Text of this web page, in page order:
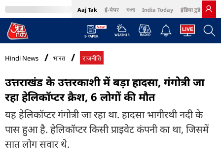
Aaj Tak ई-पेपर বাংলা India Today इंडिया टुडे हिंदी
MumbaiTak Cosmopolitan Harper's Bazaar Northeast
Hindi News भारत राजनीति
उत्तराखंड के उत्तरकाशी में बड़ा हादसा, गंगोत्री जा
रहा हेलिकॉप्टर क्रैश, 6 लोगों की मौत
यह हेलिकॉप्टर गंगोत्री जा रहा था. हादसा भागीरथी नदी के
पास हुआ है. हेलिकॉप्टर किसी प्राइवेट कंपनी का था, जिसमें
सात लोग सवार थे.